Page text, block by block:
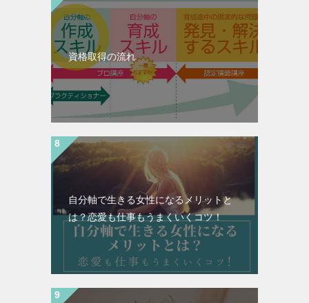
資格取得の流れ
自分軸で生きる女性になるメリットと
は？恋愛も仕事もうまくいくコツ！